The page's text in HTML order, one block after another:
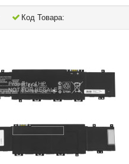
Код Товара: